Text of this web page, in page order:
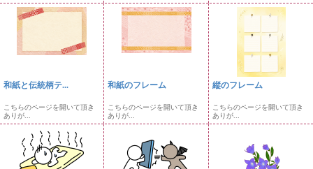
和紙と伝統柄テ...
こちらのページを開いて頂き
ありが...
和紙のフレーム
こちらのページを開いて頂き
ありが...
縦のフレーム
こちらのページを開いて頂き
ありが...